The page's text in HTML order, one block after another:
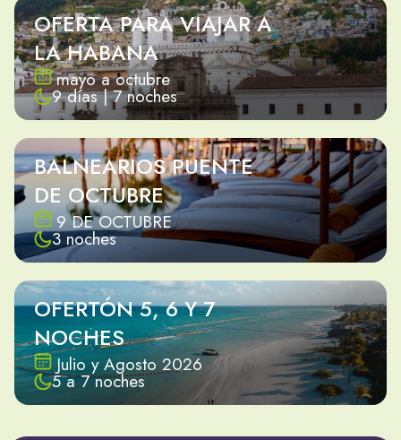
OFERTA PARA VIAJAR A
LA HABANA
mayo a octubre
9 días | 7 noches
BALNEARIOS PUENTE
DE OCTUBRE
9 DE OCTUBRE
3 noches
OFERTÓN 5, 6 Y 7
NOCHES
Julio y Agosto 2026
5 a 7 noches